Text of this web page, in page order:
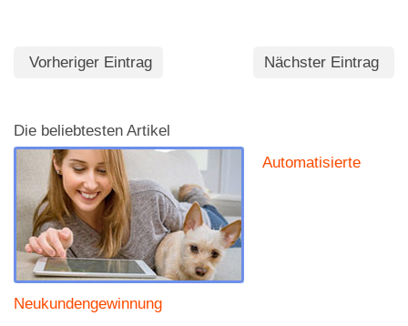
Vorheriger Eintrag Nächster Eintrag
Die beliebtesten Artikel
Automatisierte
Neukundengewinnung